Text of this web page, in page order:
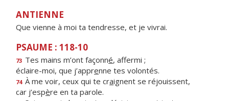
ANTIENNE
Que vienne à moi ta tendresse, et je vivrai.
PSAUME : 118-10
73 Tes mains m’ont façonné, affermi ;
éclaire-moi, que j’apprenne tes volontés.
74 À me voir, ceux qui te craignent se réjouissent,
car j’espère en ta parole.